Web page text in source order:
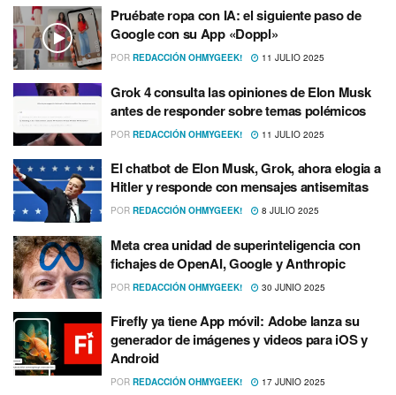
Pruébate ropa con IA: el siguiente paso de
Google con su App «Doppl»
POR REDACCIÓN OHMYGEEK! 11 JULIO 2025
Grok 4 consulta las opiniones de Elon Musk
antes de responder sobre temas polémicos
POR REDACCIÓN OHMYGEEK! 11 JULIO 2025
El chatbot de Elon Musk, Grok, ahora elogia a
Hitler y responde con mensajes antisemitas
POR REDACCIÓN OHMYGEEK! 8 JULIO 2025
Meta crea unidad de superinteligencia con
fichajes de OpenAI, Google y Anthropic
POR REDACCIÓN OHMYGEEK! 30 JUNIO 2025
Firefly ya tiene App móvil: Adobe lanza su
generador de imágenes y videos para iOS y
Android
POR REDACCIÓN OHMYGEEK! 17 JUNIO 2025